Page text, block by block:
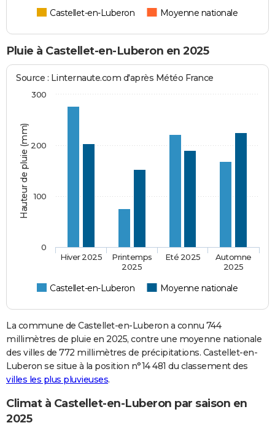
Castellet-en-Luberon Moyenne nationale
Pluie à Castellet-en-Luberon en 2025
Hauteur de pluie (mm)
Source : Linternaute.com d'après Météo France
Castellet-en-Luberon Moyenne nationale
Hiver 2025
Printemps
2025
Eté 2025
Automne
2025
0
100
200
300
La commune de Castellet-en-Luberon a connu 744
millimètres de pluie en 2025, contre une moyenne nationale
des villes de 772 millimètres de précipitations. Castellet-en-
Luberon se situe à la position n°14 481 du classement des
villes les plus pluvieuses.
Climat à Castellet-en-Luberon par saison en
2025